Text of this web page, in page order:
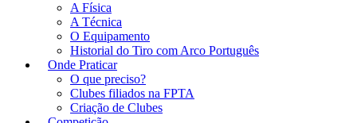
A Física
A Técnica
O Equipamento
Historial do Tiro com Arco Português
Onde Praticar
O que preciso?
Clubes filiados na FPTA
Criação de Clubes